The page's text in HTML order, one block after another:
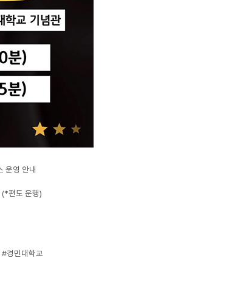
운영 안내
편도 운행)
경민대학교